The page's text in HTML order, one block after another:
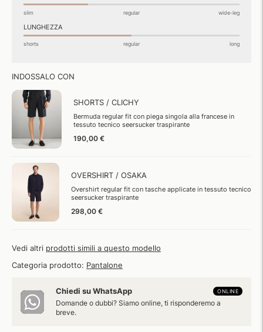
slim regular wide-leg
LUNGHEZZA
shorts regular long
INDOSSALO CON
SHORTS / CLICHY
Bermuda regular fit con piega singola alla francese in
tessuto tecnico seersucker traspirante
190,00 €
OVERSHIRT / OSAKA
Overshirt regular fit con tasche applicate in tessuto tecnico
seersucker traspirante
298,00 €
Vedi altri prodotti simili a questo modello
Categoria prodotto: Pantalone
Chiedi su WhatsApp ONLINE
Domande o dubbi? Siamo online, ti risponderemo a
breve.